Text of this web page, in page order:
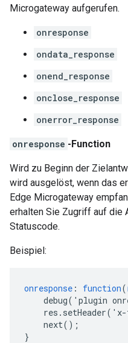
Microgateway aufgerufen.
onresponse
ondata_response
onend_response
onclose_response
onerror_response
onresponse -Function
Wird zu Beginn der
wird ausgelöst, wenn das
Edge Microgateway
erhalten Sie Zugriff auf die
Statuscode.
Beispiel:
onresponse : function(
debug('plugin
next() ;
}